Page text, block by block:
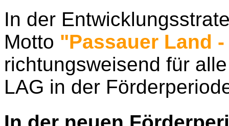
In der
Motto "Passauer Land
richtungsweisend für
LAG in der